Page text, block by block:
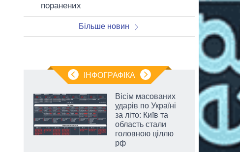
поранених
Більше новин
ІНФОГРАФІКА
Вісім масованих
ударів по Україні
за літо: Київ та
область стали
головною ціллю
рф